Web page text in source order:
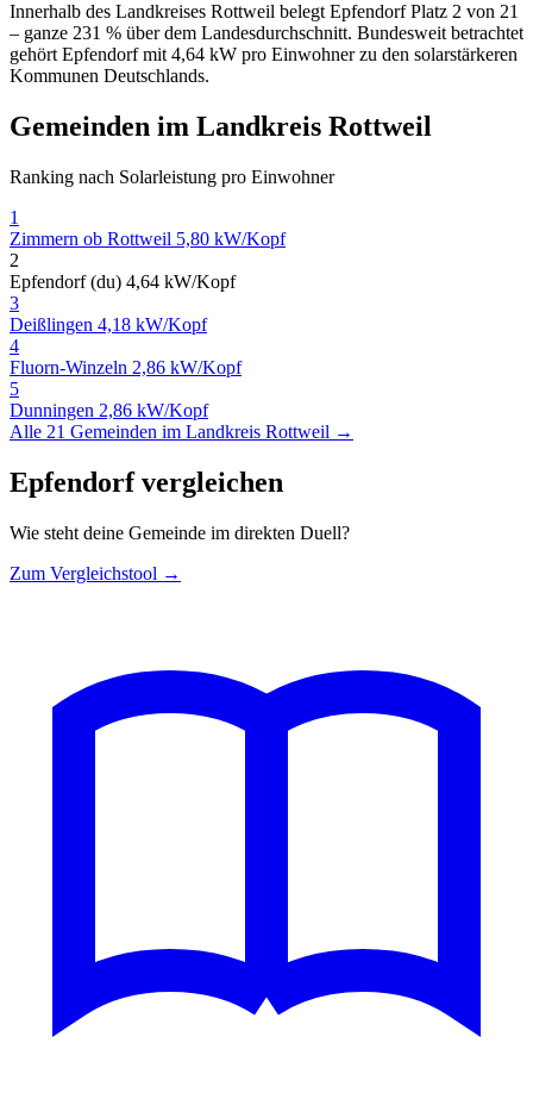
Innerhalb des Landkreises Rottweil belegt Epfendorf Platz 2 von 21
– ganze 231 % über dem Landesdurchschnitt. Bundesweit betrachtet
gehört Epfendorf mit 4,64 kW pro Einwohner zu den solarstärkeren
Kommunen Deutschlands.
Gemeinden im Landkreis Rottweil
Ranking nach Solarleistung pro Einwohner
1
Zimmern ob Rottweil 5,80 kW/Kopf
2
Epfendorf (du) 4,64 kW/Kopf
3
Deißlingen 4,18 kW/Kopf
4
Fluorn-Winzeln 2,86 kW/Kopf
5
Dunningen 2,86 kW/Kopf
Alle 21 Gemeinden im Landkreis Rottweil →
Epfendorf vergleichen
Wie steht deine Gemeinde im direkten Duell?
Zum Vergleichstool →